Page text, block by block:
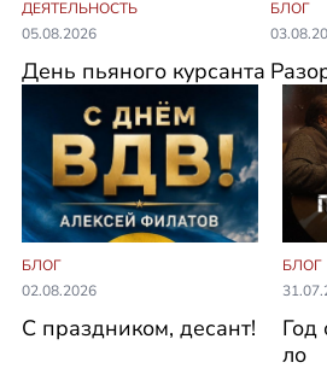
ДЕЯТЕЛЬНОСТЬ
05.08.2026
День пьяного курсанта
БЛОГ
БЛОГ
02.08.2026
С праздником, десант!
БЛОГ
Год
ло